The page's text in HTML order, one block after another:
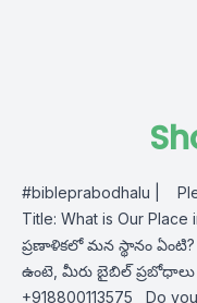
#bibleprabodhalu |
Title: What is Our Place
ప్రణాళికలో మన స్థానం ఏంటి?
ఉంటె, మీరు బైబిల్ ప్రబోధాలు
+918800113575 Do